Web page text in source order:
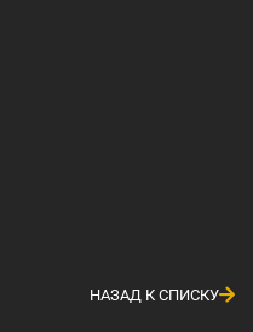
НАЗАД К СПИСКУ